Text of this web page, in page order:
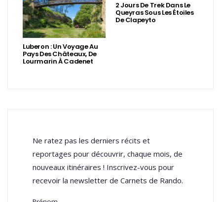
Luberon : Un Voyage Au
Pays Des Châteaux, De
Lourmarin À Cadenet
2 Jours De Trek Dans Le
Queyras Sous Les Étoiles
De Clapeyto
Ne ratez pas les derniers récits et
reportages pour découvrir, chaque mois, de
nouveaux itinéraires ! Inscrivez-vous pour
recevoir la newsletter de Carnets de Rando.